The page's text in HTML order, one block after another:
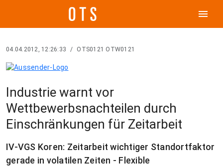
menu
04.04.2012, 12:26:33 / OTS0121 OTW0121
Industrie warnt vor
Wettbewerbsnachteilen durch
Einschränkungen für Zeitarbeit
IV-VGS Koren: Zeitarbeit wichtiger Standortfaktor
gerade in volatilen Zeiten - Flexible